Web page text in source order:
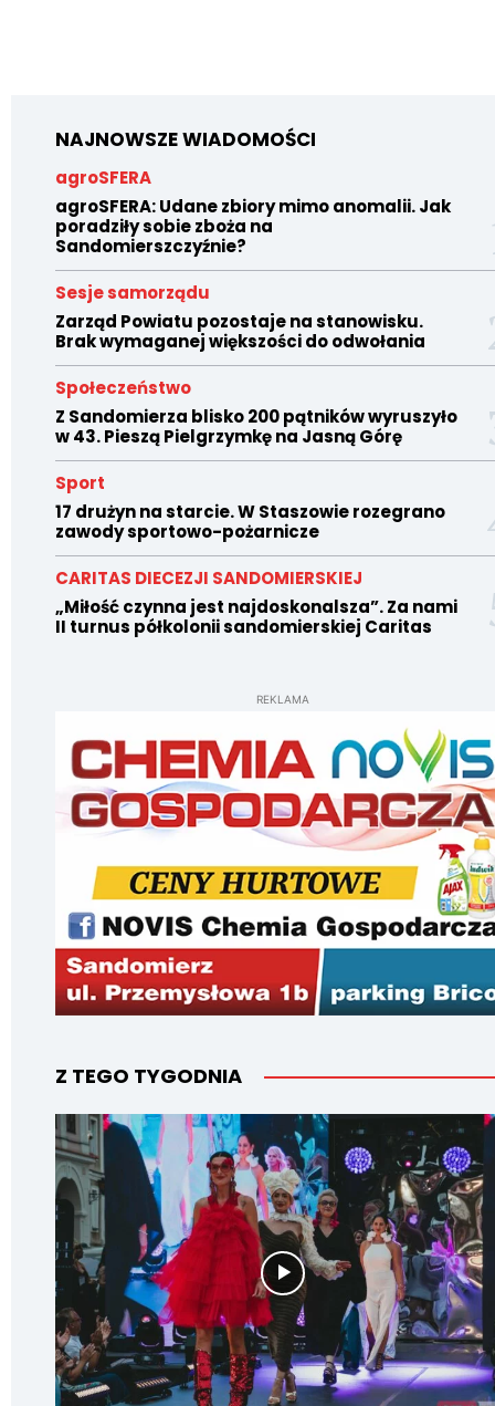
NAJNOWSZE WIADOMOŚCI
agroSFERA
agroSFERA: Udane zbiory mimo anomalii. Jak
poradziły sobie zboża na
Sandomierszczyźnie?
Sesje samorządu
Zarząd Powiatu pozostaje na stanowisku.
Brak wymaganej większości do odwołania
Społeczeństwo
Z Sandomierza blisko 200 pątników wyruszyło
w 43. Pieszą Pielgrzymkę na Jasną Górę
Sport
17 drużyn na starcie. W Staszowie rozegrano
zawody sportowo-pożarnicze
CARITAS DIECEZJI SANDOMIERSKIEJ
„Miłość czynna jest najdoskonalsza”. Za nami
II turnus półkolonii sandomierskiej Caritas
REKLAMA
Z TEGO TYGODNIA